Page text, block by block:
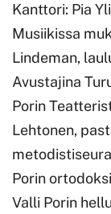
Kanttori: Pia
Musiikissa
Lindeman,
Avustajina
Porin
Lehtonen,
Porin
Valli Porin